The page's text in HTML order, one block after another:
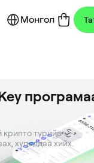
Монгол
крипто түрийвч.
худалдаа хийх.